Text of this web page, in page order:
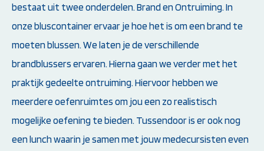
bestaat uit twee onderdelen. Brand en Ontruiming. In
onze bluscontainer ervaar je hoe het is om een brand te
moeten blussen. We laten je de verschillende
brandblussers ervaren. Hierna gaan we verder met het
praktijk gedeelte ontruiming. Hiervoor hebben we
meerdere oefenruimtes om jou een zo realistisch
mogelijke oefening te bieden. Tussendoor is er ook nog
een lunch waarin je samen met jouw medecursisten even